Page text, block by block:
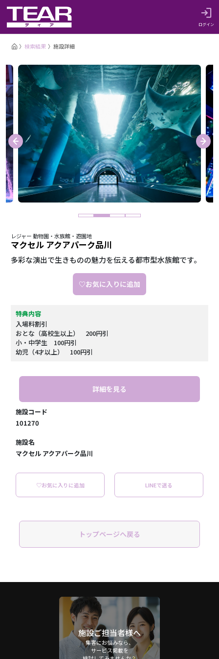
ログイン
検索結果 施設詳細
レジャー 動物園・水族館・遊園地
マクセル アクアパーク品川
多彩な演出で生きものの魅力を伝える都市型水族館です。
♡お気に入りに追加
特典内容
入場料割引
おとな（高校生以上） 200円引
小・中学生 100円引
幼児（4才以上） 100円引
詳細を見る
施設コード
101270
施設名
マクセル アクアパーク品川
♡お気に入りに追加 LINEで送る
トップページへ戻る
施設ご担当者様へ
集客にお悩みなら、
サービス掲載を